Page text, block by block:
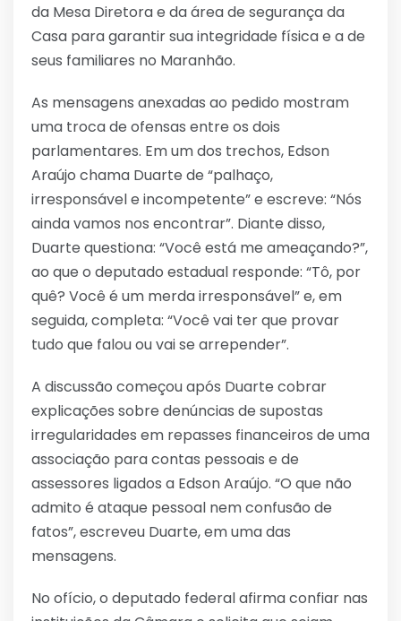
da Mesa Diretora e da área de segurança da
Casa para garantir sua integridade física e a de
seus familiares no Maranhão.
As mensagens anexadas ao pedido mostram
uma troca de ofensas entre os dois
parlamentares. Em um dos trechos, Edson
Araújo chama Duarte de “palhaço,
irresponsável e incompetente” e escreve: “Nós
ainda vamos nos encontrar”. Diante disso,
Duarte questiona: “Você está me ameaçando?”,
ao que o deputado estadual responde: “Tô, por
quê? Você é um merda irresponsável” e, em
seguida, completa: “Você vai ter que provar
tudo que falou ou vai se arrepender”.
A discussão começou após Duarte cobrar
explicações sobre denúncias de supostas
irregularidades em repasses financeiros de uma
associação para contas pessoais e de
assessores ligados a Edson Araújo. “O que não
admito é ataque pessoal nem confusão de
fatos”, escreveu Duarte, em uma das
mensagens.
No ofício, o deputado federal afirma confiar nas